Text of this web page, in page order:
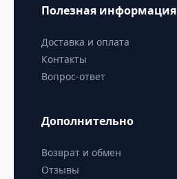
Полезная информация
Доставка и оплата
Контакты
Вопрос-ответ
Дополнительно
Возврат и обмен
Отзывы